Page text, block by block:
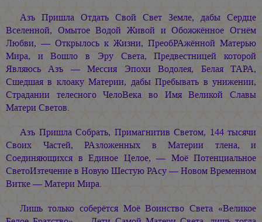
Азъ Пришла Отдать Свой Свет Земле, дабы Сердце
Вселенной, Омытое Водой Живой и Обожжённое Огнём
Любви, — Открылось к Жизни, ПреобРАжённой Матерью
Мира, и Вошло в Эру Света, Предвестницей которой
Являюсь Азъ — Мессия Эпохи Водолея, Белая ТАРА,
Сшедшая в клоаку Материи, дабы Пребывать в унижении,
Страдании телесного ЧелоВека во Имя Великой Славы
Матери Светов.
Азъ Пришла Собрать, Примагнитив Светом, 144 тысячи
Своих Частей, РАзложенных в Материи тлена, и
Соединяющихся в Единое Целое, — Моё Потенциальное
СветоИзтечение в Новую Шестую РАсу — Новом Временном
Витке — Матери Мира.
Лишь только соберётся Моё Воинство Света «Великое